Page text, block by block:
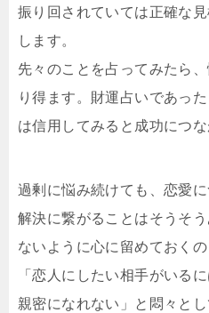
振り回されていては正確な
します。
先々のことを占ってみたら
り得ます。財運占いであっ
は信用してみると成功につ
過剰に悩み続けても、恋愛
解決に繋がることはそうそ
ないように心に留めておくの
「恋人にしたい相手がいる
親密になれない」と悶々と